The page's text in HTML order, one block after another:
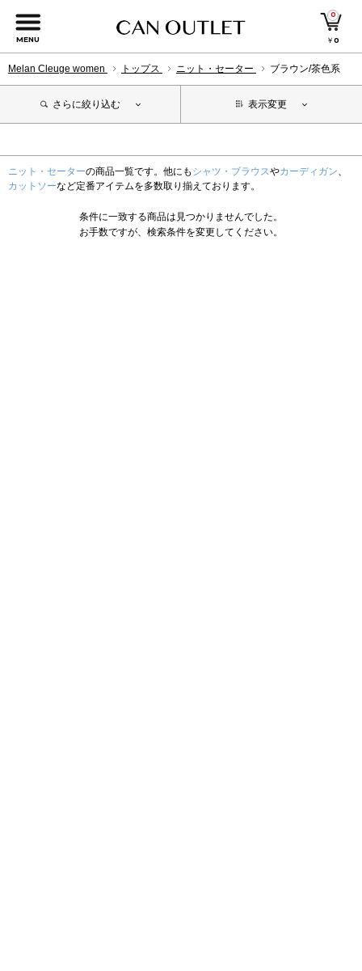
MENU
0
￥0
Melan Cleuge women トップス ニット・セーター ブラウン/茶色系
さらに絞り込む 表示変更
ニット・セーターの商品一覧です。他にも シャツ・ブラウスやカーディガン、
カットソーなど定番アイテムを多数取り揃えております。
条件に一致する商品は見つかりませんでした。
お手数ですが、検索条件を変更してください。